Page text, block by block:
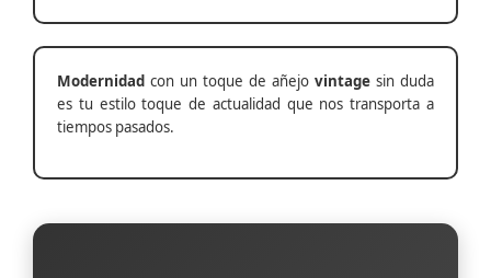
Modernidad con un toque de añejo vintage sin duda
es tu estilo toque de actualidad que nos transporta a
tiempos pasados.